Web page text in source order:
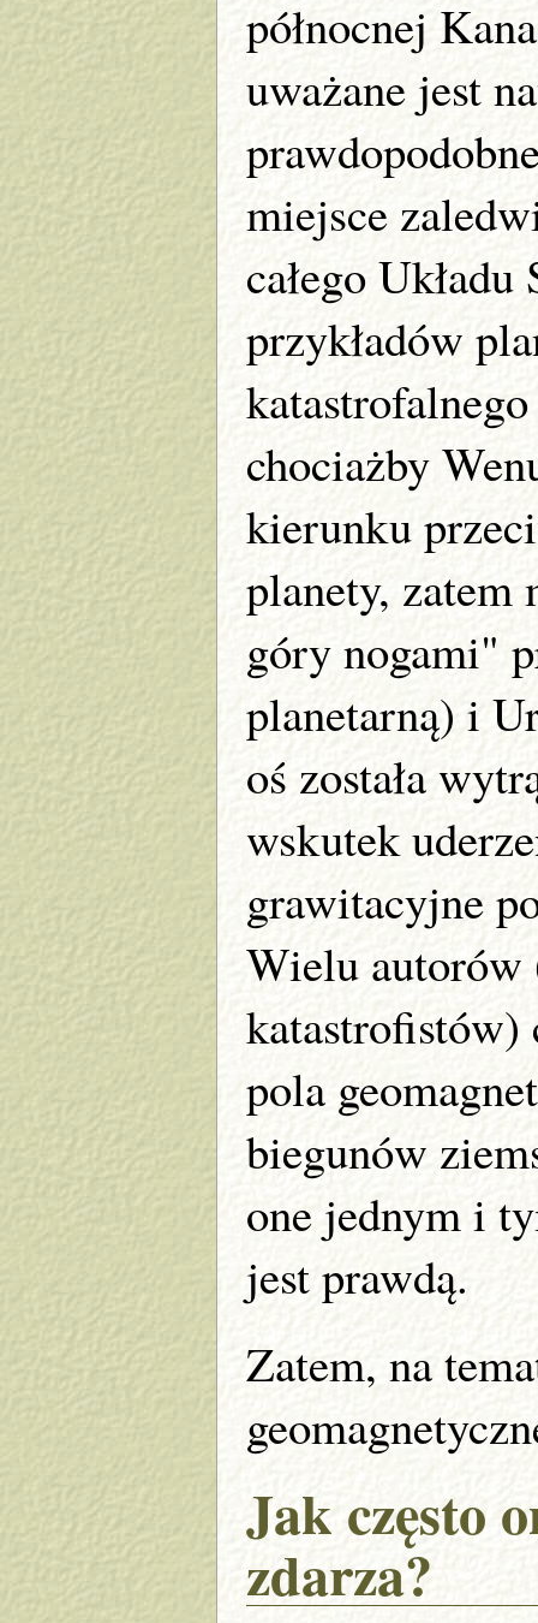
północnej
uważane jest
miejsce
całego
przykładów
chociażby
kierunku
planety, zatem
góry nogami"
planetarną) i
oś została
wskutek
grawitacyjne
Wielu autorów
katastrofistów)
pola
biegunów
one jednym i
jest prawdą.
Zatem, na
Jak często
zdarza?